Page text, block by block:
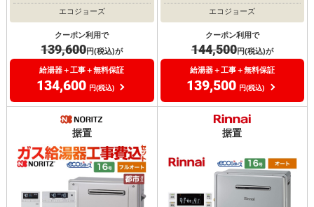
エコジョーズ
クーポン利用で
139,600円(税込)が
給湯器＋工事＋無料保証
134,600 円(税込)
エコジョーズ
クーポン利用で
144,500円(税込)が
給湯器＋工事＋無料保証
139,500 円(税込)
据置 据置